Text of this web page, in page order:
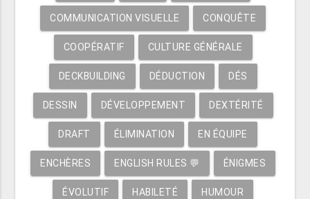
COMMUNICATION VISUELLE CONQUÊTE
COOPÉRATIF CULTURE GÉNÉRALE
DECKBUILDING DÉDUCTION DÉS
DESSIN DÉVELOPPEMENT DEXTÉRITÉ
DRAFT ÉLIMINATION EN ÉQUIPE
ENCHÈRES ENGLISH RULES 💬 ÉNIGMES
ÉVOLUTIF HABILETÉ HUMOUR